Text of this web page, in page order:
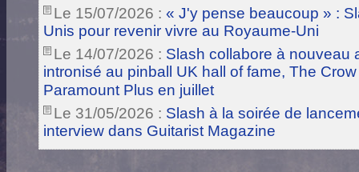
Le 15/07/2026 : « J'y pense beaucoup » :
Unis pour revenir vivre au Royaume-Uni
Le 14/07/2026 : Slash collabore à nouveau
intronisé au pinball UK hall of fame, The
Paramount Plus en juillet
Le 31/05/2026 : Slash à la soirée de
interview dans Guitarist Magazine